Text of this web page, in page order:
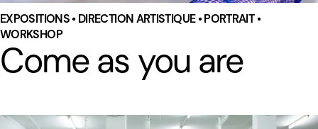
EXPOSITIONS • DIRECTION ARTISTIQUE • PORTRAIT •
WORKSHOP
Come as you are